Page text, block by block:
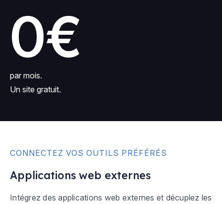
0€
par mois.
Un site gratuit.
CONNECTEZ VOS OUTILS PRÉFÉRÉS
Applications web externes
Intégrez des applications web externes et décuplez les